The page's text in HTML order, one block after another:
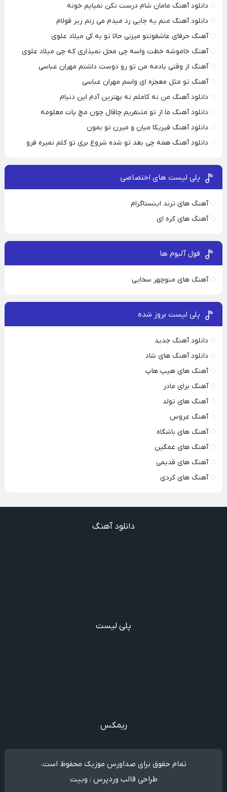
دانلود آهنگ مامان شام درست نکن نمیایم خونه
دانلود آهنگ منم یه جایی رد میدم می زنم زیر قولام
آهنگ حرفای عاشقونتو میزنی حالا تو به کی میلاد علوی
آهنگ خاموشه خطت واسه چی محل نمیذاری که چی میلاد علوی
آهنگ از وقتی یادمه من تو رو دوست داشتم مهران عباسی
آهنگ تو مثل معجزه ای واسم مهران عباسی
دانلود آهنگ من نه کاملم نه بهترین آدم این دنیام
دانلود آهنگ ما از تو متنفریم چاقال چون مچ پات معلومه
دانلود آهنگ فیریکا میان و میرن تو بمون
دانلود آهنگ همه چی بعد تو شده شروع بری تو کلم نمیره فرو
پلی لیست های اختصاصی
آهنگ های ترند اینستاگرام
آهنگ های کره ای
فول آلبوم ها
آهنگ های منوچهر سخایی
پلی لیست بروز شده
دانلود آهنگ جدید
دانلود آهنگ های شاد
آهنگ های هیپ هاپ
آهنگ برای مادر
آهنگ های تولد
آهنگ عروس
آهنگ های باشگاه
آهنگ های غمگین
آهنگ های قدیمی
آهنگ های کردی
دانلود آهنگ
پلی لیست
ریمکس
تمام حقوق برای صداورس موزیک محفوظ است.
طراحی قالب وردپرس : وبیت